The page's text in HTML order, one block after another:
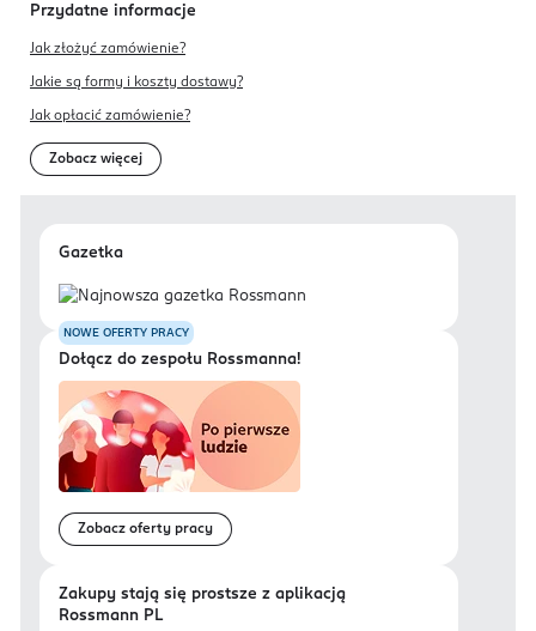
Przydatne informacje
Jak złożyć zamówienie?
Jakie są formy i koszty dostawy?
Jak opłacić zamówienie?
Zobacz więcej
Gazetka
NOWE OFERTY PRACY
Dołącz do zespołu Rossmanna!
Zobacz oferty pracy
Zakupy stają się prostsze z aplikacją
Rossmann PL